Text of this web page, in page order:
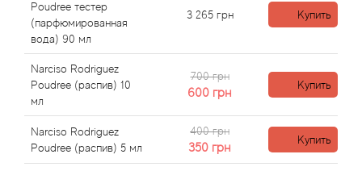
Poudree тестер
(парфюмированная
вода) 90 мл
3 265 грн Купить
Narciso Rodriguez
Poudree (распив) 10
мл
700 грн
600 грн
Купить
Narciso Rodriguez
Poudree (распив) 5 мл
400 грн
350 грн
Купить
Angel Schlesser
Anima Mundi
Anna Sui
Annayake